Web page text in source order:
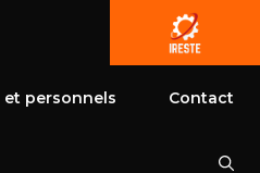
et personnels Contact